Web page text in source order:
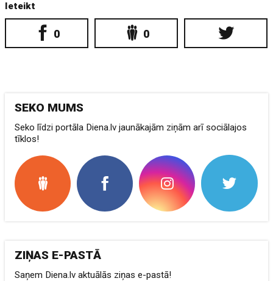
Ieteikt
0 0
SEKO MUMS
Seko līdzi portāla Diena.lv jaunākajām ziņām arī sociālajos
tīklos!
ZIŅAS E-PASTĀ
Saņem Diena.lv aktuālās ziņas e-pastā!